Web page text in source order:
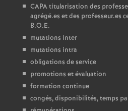
CAPAtitularisation des
agrégé.es et des professeur.es
B.O.E.
mutations inter
mutations intra
obligations de service
promotions et évaluation
formation continue
congés, disponibilités, temps